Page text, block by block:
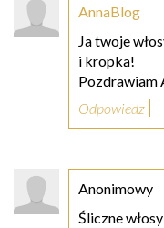
AnnaBlog
Ja twoje
i kropka!
Pozdrawiam
Odpowiedz
Anonimowy
Śliczne